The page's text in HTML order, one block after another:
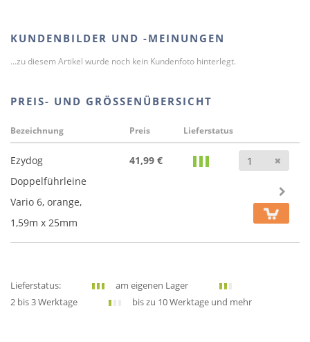
KUNDENBILDER UND -MEINUNGEN
...zu diesem Artikel wurde noch kein Kundenfoto hinterlegt.
PREIS- UND GRÖSSENÜBERSICHT
Bezeichnung Preis Lieferstatus
Ezydog
Doppelführleine
Vario 6, orange,
1,59m x 25mm
41,99 €
Lieferstatus:
am eigenen Lager
2 bis 3 Werktage
bis zu 10 Werktage und mehr